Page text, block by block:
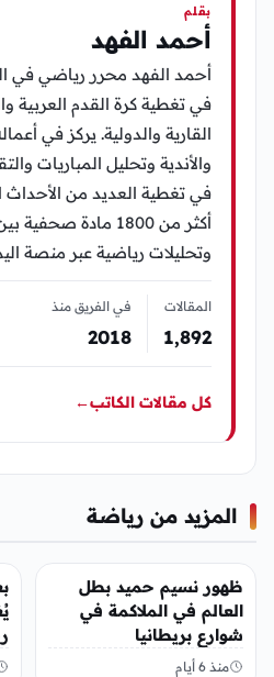
بقلم
أحمد الفهد
أحمد الفهد محرر رياضي في
في تغطية كرة القدم العربية
القارية والدولية. يركز في
والأندية وتحليل المباريات
في تغطية العديد من الأحداث
أكثر من 1800 مادة
وتحليلات رياضية عبر منصة
المقالات
1٬892
في الفريق منذ
2018
كل مقالات الكاتب←
المزيد من رياضة
رياضة
ظهور نسيم حميد بطل
العالم في الملاكمة في
شوارع بريطانيا
منذ 6 أيام